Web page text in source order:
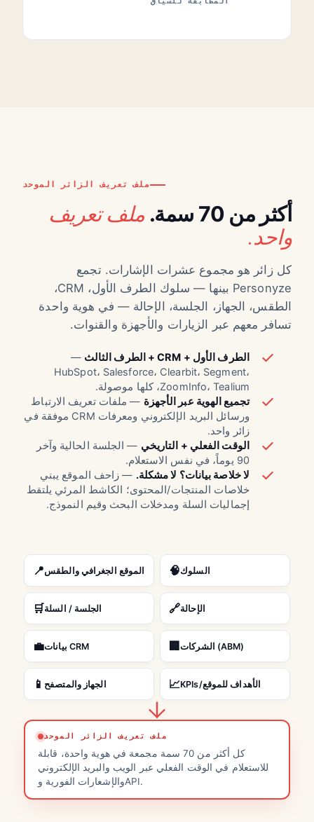
ملف تعريف الزائر الموحد
أكثر من 70 سمة.
ملف تعريف
واحد.
كل زائر هو مجموع عشرات الإشارات. تجمع
Personyze بينها — سلوك الطرف الأول، CRM،
الطقس، الجهاز، الجلسة، الإحالة — في هوية واحدة
تسافر معهم عبر الزيارات والأجهزة والقنوات.
الطرف الأول + CRM + الطرف الثالث
—
HubSpot، Salesforce، Clearbit، Segment،
ZoomInfo، Tealium، كلها موصولة.
تجميع الهوية عبر الأجهزة — ملفات تعريف الارتباط
ورسائل البريد الإلكتروني ومعرفات CRM موفقة في
زائر واحد.
الوقت الفعلي + التاريخي — الجلسة الحالية وآخر
90 يوماً، في نفس الاستعلام.
لا خلاصة بيانات؟ لا مشكلة. — زاحف الموقع يبني
خلاصات المنتجات/المحتوى؛ الكاشط المرئي يلتقط
إجماليات السلة ومدخلات البحث وقيم النموذج.
📍الموقع الجغرافي والطقس 🧠السلوك
🛒الجلسة / السلة 🔗الإحالة
💼 بيانات CRM 🏢 الشركات (ABM)
📱 الجهاز والمتصفح 📈 KPIs/الأهداف للموقع
ملف تعريف الزائر الموحد
كل أكثر من 70 سمة مجمعة في هوية واحدة، قابلة
للاستعلام في الوقت الفعلي عبر الويب والبريد الإلكتروني
والإشعارات الفورية وAPI.